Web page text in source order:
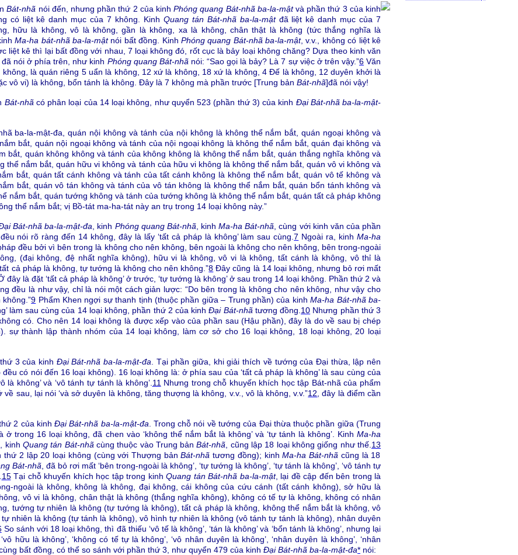
Bát-nhã nói đến, nhưng phần thứ 2 của kinhPhóng quang Bát-nhã ba-la-mậtvà phần thứ 3 của kinh
có liệt kê danh mục của 7 không. Kinh Quang tán Bát-nhã ba-la-mậtđã liệt kê danh mục của 7
hữu là không, vô là không, gần là không, xa là không, chân thật là không (tức thắng nghĩa là
Ma-ha bát-nhã ba-la-mật nói bất đồng. Kinh Phóng quang Bát-nhã ba-la-mật, v.v., không có liệt kê
liệt kê thì lại bất đồng với nhau, 7 loại không đó, rốt cục là bảy loại không chăng? Dựa theo kinh văn
nói ở phía trên, như kinh Phóng quang Bát-nhãnói: “Sao gọi là bảy? Là 7 sự việc ở trên vậy.”6Văn
là quán riêng 5 uẩn là không, 12 xứ là không, 18 xứ là không, 4 Đế là không, 12 duyên khởi là
vô vi) là không, bổn tánh là không. Đây là 7 không mà phần trước [Trung bản Bát-nhã]đã nói vậy!
Bát-nhã có phân loại của 14 loại không, như quyển 523 (phần thứ 3) của kinh Đại Bát-nhã ba-la-mật-
ba-la-mật-đa, quán nội không và tánh của nội không là không thể nắm bắt, quán ngoại không và
bắt, quán nội ngoại không và tánh của nội ngoại không là không thể nắm bắt, quán đại không và
bắt, quán không không và tánh của không không là không thể nắm bắt, quán thắng nghĩa không và
thể nắm bắt, quán hữu vi không và tánh của hữu vi không là không thể nắm bắt, quán vô vi không và
bắt, quán tất cánh không và tánh của tất cánh không là không thể nắm bắt, quán vô tế không và
bắt, quán vô tán không và tánh của vô tán không là không thể nắm bắt, quán bổn tánh không và
nắm bắt, quán tướng không và tánh của tướng không là không thể nắm bắt, quán tất cả pháp không
thể nắm bắt; vị Bồ-tát ma-ha-tát này an trụ trong 14 loại không này.”
Bát-nhã ba-la-mật-đa , kinh Phóng quang Bát-nhã, kinhMa-ha Bát-nhã , cùng với kinh văn của phần
nói rõ ràng đến 14 không, đây là lấy ‘tất cả pháp là không’ làm sau cùng.7 Ngoài ra, kinhMa-ha
đều bởi vì bên trong là không cho nên không, bên ngoài là không cho nên không, bên trong-ngoài
(đại không, đệ nhất nghĩa không), hữu vi là không, vô vi là không, tất cánh là không, vô thỉ là
cả pháp là không, tự tướng là không cho nên không.”8 Đây cũng là 14 loại không, nhưng bỏ rơi mất
là đặt ‘tất cả pháp là không’ ở trước, ‘tự tướng là không’ ở sau trong 14 loại không. Phần thứ 2 và
đều là như vậy, chỉ là nói một cách giản lược: “Do bên trong là không cho nên không, như vậy cho
9 Phẩm Khen ngợi sự thanh tịnh (thuộc phần giữa – Trung phần) của kinhMa-ha Bát-nhã ba-
làm sau cùng của 14 loại không, phần thứ 2 của kinhĐại Bát-nhãtương đồng. 10 Nhưng phần thứ 3
có. Cho nên 14 loại không là được xếp vào của phần sau (Hậu phần), đây là do về sau bị chép
sự thành lập thành nhóm của 14 loại không, làm cơ sở cho 16 loại không, 18 loại không, 20 loại
3 của kinh Đại Bát-nhã ba-la-mật-đa . Tại phần giữa, khi giải thích về tướng của Đại thừa, lập nên
có nói đến 16 loại không). 16 loại không là: ở phía sau của ‘tất cả pháp là không’ là sau cùng của
không’ và ‘vô tánh tự tánh là không’. 11 Nhưng trong chỗ khuyến khích học tập Bát-nhã của phẩm
sau, lại nói ‘và sở duyên là không, tăng thượng là không, v.v., vô là không, v.v.”12 , đây là điểm cần
2 của kinhĐại Bát-nhã ba-la-mật-đa . Trong chỗ nói về tướng của Đại thừa thuộc phần giữa (Trung
trong 16 loại không, đã chen vào ‘không thể nắm bắt là không’ và ‘tự tánh là không’. Kinh Ma-ha
, kinh Quang tán Bát-nhãcùng thuộc vào Trung bảnBát-nhã , cũng lập 18 loại không giống như thế. 13
thứ 2 lập 20 loại không (cùng với Thượng bảnBát-nhã tương đồng); kinhMa-ha Bát-nhã cũng là 18
Bát-nhã , đã bỏ rơi mất ‘bên trong-ngoài là không’, ‘tự tướng là không’, ‘tự tánh là không’, ‘vô tánh tự
15Tại chỗ khuyến khích học tập trong kinh Quang tán Bát-nhã ba-la-mật, lại đề cập đến bên trong là
ngoài là không, không là không, đại không, cái không của cứu cánh (tất cánh không), sở hữu là
vô vi là không, chân thật là không (thắng nghĩa không), không có tế tự là không, không có nhân
tướng tự nhiên là không (tự tướng là không), tất cả pháp là không, không thể nắm bắt là không, vô
nhiên là không (tự tánh là không), vô hình tự nhiên là không (vô tánh tự tánh là không), nhân duyên
So sánh với 18 loại không, thì đã thiếu ‘vô tế là không’, ‘tán là không’ và ‘bổn tánh là không’, nhưng lại
hữu là không’, ‘không có tế tự là không’, ‘vô nhân duyên là không’, ‘nhân duyên là không’, ‘nhân
bất đồng, có thể so sánh với phần thứ 3, như quyển 479 của kinh Đại Bát-nhã ba-la-mật-đa* nói: